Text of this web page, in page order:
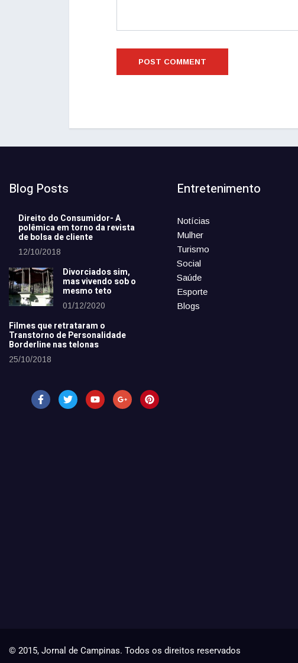
Blog Posts
Direito do Consumidor- A
polêmica em torno da revista
de bolsa de cliente
12/10/2018
Divorciados sim,
mas vivendo sob o
mesmo teto
01/12/2020
Filmes que retrataram o
Transtorno de Personalidade
Borderline nas telonas
25/10/2018
Entretenimento
Notícias
Mulher
Turismo
Social
Saúde
Esporte
Blogs
© 2015, Jornal de Campinas. Todos os direitos reservados